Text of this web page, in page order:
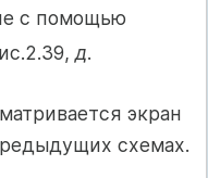
с помощью
д.
экран
схемах.